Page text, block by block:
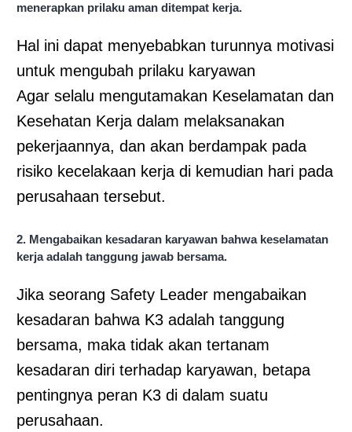
menerapkan prilaku aman ditempat kerja.
Hal ini dapat menyebabkan turunnya motivasi
untuk mengubah prilaku karyawan
Agar selalu mengutamakan Keselamatan dan
Kesehatan Kerja dalam melaksanakan
pekerjaannya, dan akan berdampak pada
risiko kecelakaan kerja di kemudian hari pada
perusahaan tersebut.
2. Mengabaikan kesadaran karyawan bahwa keselamatan
kerja adalah tanggung jawab bersama.
Jika seorang Safety Leader mengabaikan
kesadaran bahwa K3 adalah tanggung
bersama, maka tidak akan tertanam
kesadaran diri terhadap karyawan, betapa
pentingnya peran K3 di dalam suatu
perusahaan.